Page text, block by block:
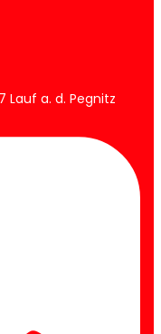
Lauf a. d. Pegnitz